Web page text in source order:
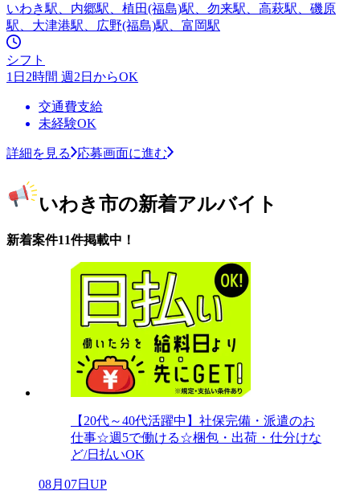
いわき駅、内郷駅、植田(福島)駅、勿来駅、高萩駅、磯原
駅、大津港駅、広野(福島)駅、富岡駅
シフト
1日2時間 週2日からOK
交通費支給
未経験OK
詳細を見る 応募画面に進む
いわき市の新着アルバイト
新着案件11件掲載中！
【20代～40代活躍中】社保完備・派遣のお
仕事☆週5で働ける☆梱包・出荷・仕分けな
ど/日払いOK
08月07日UP